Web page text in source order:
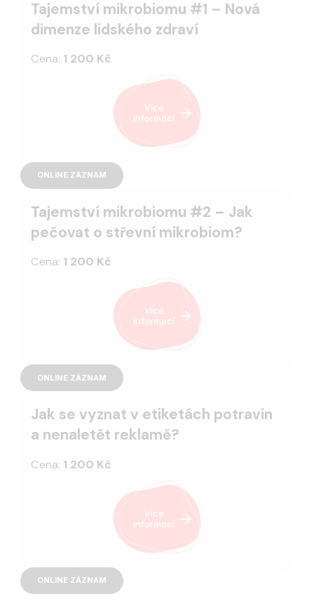
Tajemství mikrobiomu #1 – Nová
dimenze lidského zdraví
Cena: 1 200 Kč
Více
informací
ONLINE ZÁZNAM
Tajemství mikrobiomu #2 – Jak
pečovat o střevní mikrobiom?
Cena: 1 200 Kč
Více
informací
ONLINE ZÁZNAM
Jak se vyznat v etiketách potravin
a nenaletět reklamě?
Cena: 1 200 Kč
Více
informací
ONLINE ZÁZNAM